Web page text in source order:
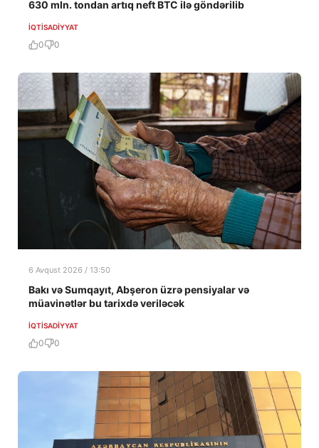
630 mln. tondan artıq neft BTC ilə göndərilib
İQTISADIYYAT
0 0
6 Avqust 2026 / 13:50
Bakı və Sumqayıt, Abşeron üzrə pensiyalar və
müavinətlər bu tarixdə veriləcək
İQTISADIYYAT
0 0